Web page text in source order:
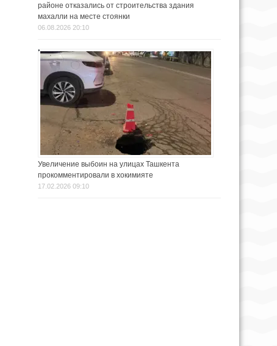
районе отказались от строительства здания
махалли на месте стоянки
06.08.2026 20:10
Увеличение выбоин на улицах Ташкента
прокомментировали в хокимияте
17.02.2026 09:10